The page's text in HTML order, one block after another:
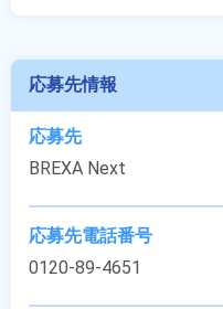
応募先情報
応募先
BREXA Next
応募先電話番号
0120-89-4651